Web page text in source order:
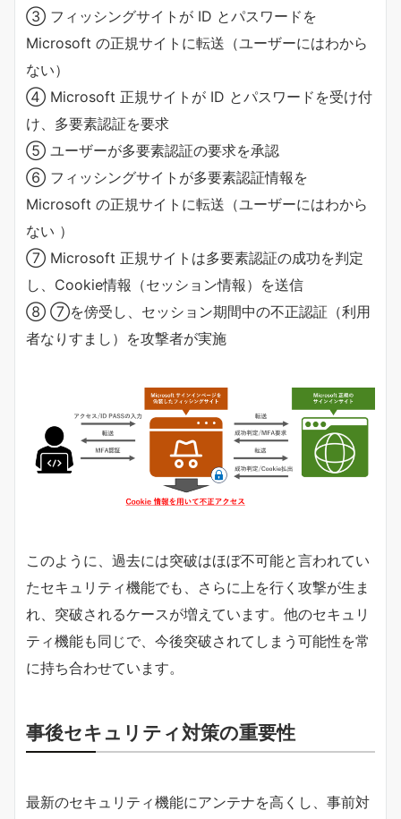
③ フィッシングサイトが ID とパスワードを
Microsoft の正規サイトに転送（ユーザーにはわから
ない）
④ Microsoft 正規サイトが ID とパスワードを受け付
け、多要素認証を要求
⑤ ユーザーが多要素認証の要求を承認
⑥ フィッシングサイトが多要素認証情報を
Microsoft の正規サイトに転送（ユーザーにはわから
ない ）
⑦ Microsoft 正規サイトは多要素認証の成功を判定
し、Cookie情報（セッション情報）を送信
⑧ ⑦を傍受し、セッション期間中の不正認証（利用
者なりすまし）を攻撃者が実施
このように、過去には突破はほぼ不可能と言われてい
たセキュリティ機能でも、さらに上を行く攻撃が生ま
れ、突破されるケースが増えています。他のセキュリ
ティ機能も同じで、今後突破されてしまう可能性を常
に持ち合わせています。
事後セキュリティ対策の重要性
最新のセキュリティ機能にアンテナを高くし、事前対